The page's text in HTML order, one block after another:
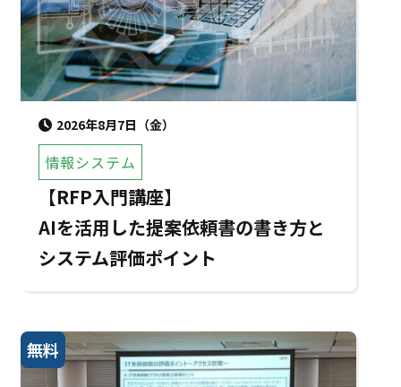
2026年8月7日（金）
情報システム
【RFP入門講座】
AIを活用した提案依頼書の書き方と
システム評価ポイント
無料